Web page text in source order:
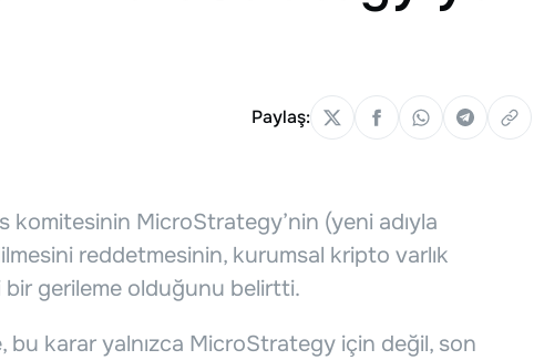
Paylaş:
MicroStrategy’nin (yeni adıyla
reddetmesinin, kurumsal kripto varlık
bir gerileme olduğunu belirtti.
bu karar yalnızca MicroStrategy için değil, son